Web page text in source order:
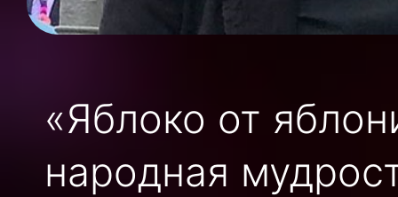
«Яблоко от
народная